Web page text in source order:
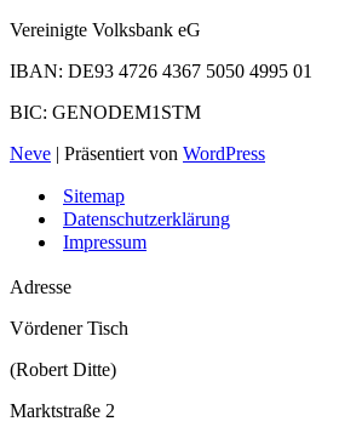
Vereinigte Volksbank eG
IBAN: DE93 4726 4367 5050 4995 01
BIC: GENODEM1STM
Neve | Präsentiert von WordPress
Sitemap
Datenschutzerklärung
Impressum
Adresse
Vördener Tisch
(Robert Ditte)
Marktstraße 2